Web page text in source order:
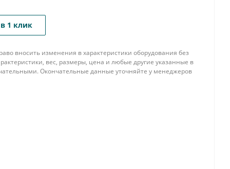
1 клик
вносить изменения в характеристики оборудования без
вес, размеры, цена и любые другие указанные в
Окончательные данные уточняйте у менеджеров